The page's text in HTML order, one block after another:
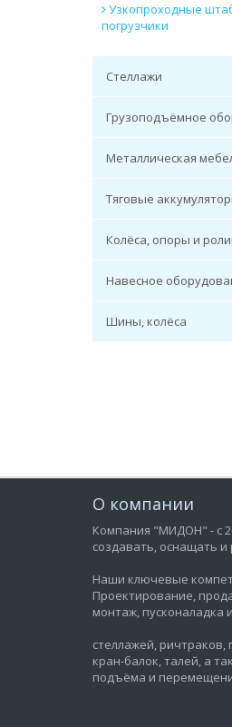
Узкопроходные
погрузчики
Стеллажи
Грузоподъёмное
Металлическая
Тяговые
Колёса, опоры и
Навесное
Шины, колёса
О компании
Компания "МИДОН" - с
создавать, оснащать
Наши ключевые
Проектирование,
монтаж, пусконаладка
стеллажей,
кран-балок, талей, а
подъёма и